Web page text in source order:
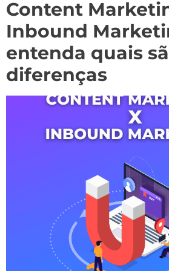
Content
Inbound
entenda quais
diferenças